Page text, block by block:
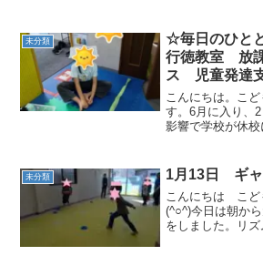
い音(゜o゜)見事
た。。。・・・・
未分類
☆毎日のひと
行徳教室 放
ス 児童発達
迎 ADHD
い 運動療
川市 浦安市
こんにちは。こ
す。6月に入り、
影響で学校が休
ます!(^^)!水筒
めな姿…運動...
未分類 1月13日 ギ
こんにちは こど
(^○^)今日は朝か
をしました。リ